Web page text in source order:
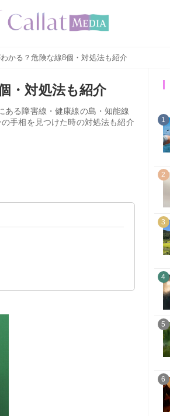
かる？危険な線8個・対処法も紹介
・対処法も紹介
ある障害線・健康線の島・知能線
手相を見つけた時の対処法も紹介
1
2
3
4
5
6